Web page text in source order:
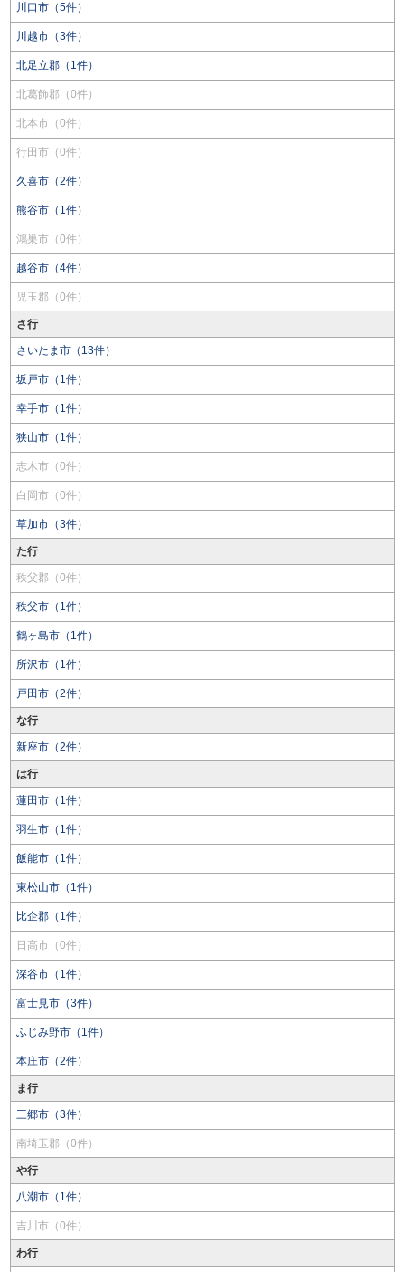
川口市（5件）
川越市（3件）
北足立郡（1件）
北葛飾郡（0件）
北本市（0件）
行田市（0件）
久喜市（2件）
熊谷市（1件）
鴻巣市（0件）
越谷市（4件）
児玉郡（0件）
さ行
さいたま市（13件）
坂戸市（1件）
幸手市（1件）
狭山市（1件）
志木市（0件）
白岡市（0件）
草加市（3件）
た行
秩父郡（0件）
秩父市（1件）
鶴ヶ島市（1件）
所沢市（1件）
戸田市（2件）
な行
新座市（2件）
は行
蓮田市（1件）
羽生市（1件）
飯能市（1件）
東松山市（1件）
比企郡（1件）
日高市（0件）
深谷市（1件）
富士見市（3件）
ふじみ野市（1件）
本庄市（2件）
ま行
三郷市（3件）
南埼玉郡（0件）
や行
八潮市（1件）
吉川市（0件）
わ行